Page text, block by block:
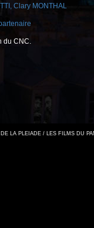
, Clary MONTHAL
du CNC.
LA PLEIADE / LES FILMS DU